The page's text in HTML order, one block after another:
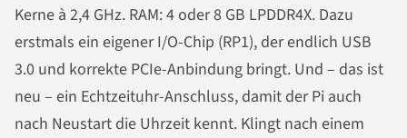
Kerne à 2,4 GHz. RAM: 4 oder 8 GB LPDDR4X. Dazu
erstmals ein eigener I/O-Chip (RP1), der endlich USB
3.0 und korrekte PCIe-Anbindung bringt. Und – das ist
neu – ein Echtzeituhr-Anschluss, damit der Pi auch
nach Neustart die Uhrzeit kennt. Klingt nach einem